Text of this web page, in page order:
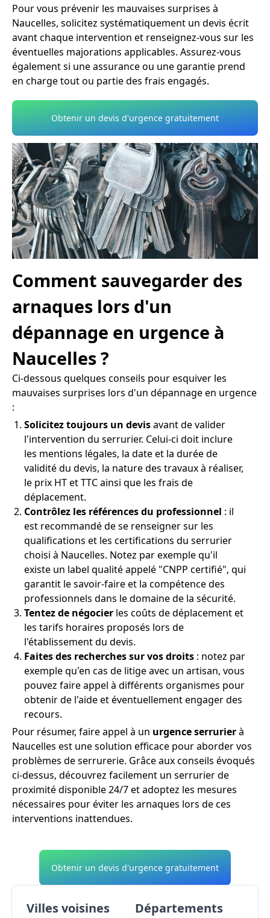
Pour vous prévenir les mauvaises surprises à
Naucelles, solicitez systématiquement un devis écrit
avant chaque intervention et renseignez-vous sur les
éventuelles majorations applicables. Assurez-vous
également si une assurance ou une garantie prend
en charge tout ou partie des frais engagés.
Obtenir un devis d'urgence gratuitement
Comment sauvegarder des
arnaques lors d'un
dépannage en urgence à
Naucelles ?
Ci-dessous quelques conseils pour esquiver les
mauvaises surprises lors d'un dépannage en urgence
:
Solicitez toujours un devisavant de valider
l'intervention du serrurier. Celui-ci doit inclure
les mentions légales, la date et la durée de
validité du devis, la nature des travaux à réaliser,
le prix HT et TTC ainsi que les frais de
déplacement.
Contrôlez les références du professionnel : il
est recommandé de se renseigner sur les
qualifications et les certifications du serrurier
choisi à Naucelles. Notez par exemple qu'il
existe un label qualité appelé "CNPP certifié", qui
garantit le savoir-faire et la compétence des
professionnels dans le domaine de la sécurité.
Tentez de négocier les coûts de déplacement et
les tarifs horaires proposés lors de
l'établissement du devis.
Faites des recherches sur vos droits : notez par
exemple qu'en cas de litige avec un artisan, vous
pouvez faire appel à différents organismes pour
obtenir de l'aide et éventuellement engager des
recours.
Pour résumer, faire appel à un urgence serrurierà
Naucelles est une solution efficace pour aborder vos
problèmes de serrurerie. Grâce aux conseils évoqués
ci-dessus, découvrez facilement un serrurier de
proximité disponible 24/7 et adoptez les mesures
nécessaires pour éviter les arnaques lors de ces
interventions inattendues.
Obtenir un devis d'urgence gratuitement
Villes voisines Départements